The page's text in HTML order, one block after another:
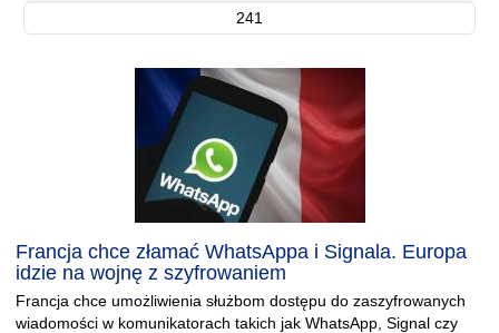
241
Francja chce złamać WhatsAppa i Signala. Europa
idzie na wojnę z szyfrowaniem
Francja chce umożliwienia służbom dostępu do zaszyfrowanych
wiadomości w komunikatorach takich jak WhatsApp, Signal czy